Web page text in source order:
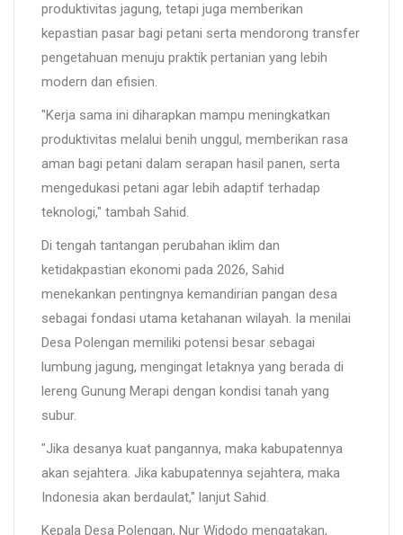
produktivitas jagung, tetapi juga memberikan
kepastian pasar bagi petani serta mendorong transfer
pengetahuan menuju praktik pertanian yang lebih
modern dan efisien.
"Kerja sama ini diharapkan mampu meningkatkan
produktivitas melalui benih unggul, memberikan rasa
aman bagi petani dalam serapan hasil panen, serta
mengedukasi petani agar lebih adaptif terhadap
teknologi," tambah Sahid.
Di tengah tantangan perubahan iklim dan
ketidakpastian ekonomi pada 2026, Sahid
menekankan pentingnya kemandirian pangan desa
sebagai fondasi utama ketahanan wilayah. Ia menilai
Desa Polengan memiliki potensi besar sebagai
lumbung jagung, mengingat letaknya yang berada di
lereng Gunung Merapi dengan kondisi tanah yang
subur.
"Jika desanya kuat pangannya, maka kabupatennya
akan sejahtera. Jika kabupatennya sejahtera, maka
Indonesia akan berdaulat," lanjut Sahid.
Kepala Desa Polengan, Nur Widodo mengatakan,